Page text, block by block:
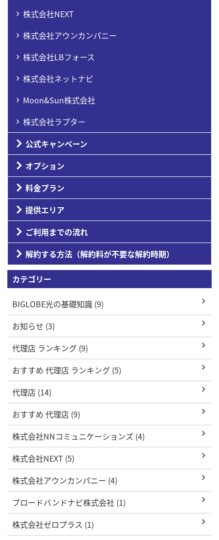
株式会社NEXT
株式会社アウンカンパニー
株式会社LBフォース
株式会社ネットナビ
Moon&Sun株式会社
株式会社ラプター
公式キャンペーン
オプション
料金プラン
提供エリア
ご利用までの流れ
解約する方法（解約料が不要な解約時期）
カテゴリー
BIGLOBE光の基礎知識 (9)
お知らせ (3)
代理店 ランキング (9)
おすすめ 代理店 ランキング (5)
代理店 (14)
おすすめ 代理店 (9)
株式会社NNコミュニケーションズ (4)
株式会社NEXT (5)
株式会社アウンカンパニー (4)
ブロードバンドナビ株式会社 (1)
株式会社ゼロプラス (1)